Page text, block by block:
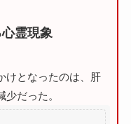
霊現象
けとなったのは、肝
だった。